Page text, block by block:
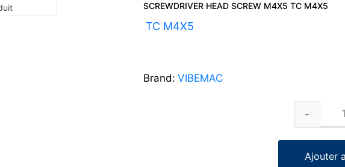
SCREWDRIVER HEAD SCREW M4X5 TC M4X5
TC M4X5
Brand: VIBEMAC
Ajouter